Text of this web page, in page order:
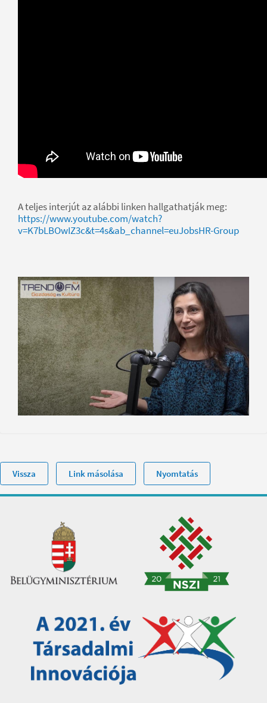
A teljes interjút az alábbi linken hallgathatják meg:
https://www.youtube.com/watch?
v=K7bLBOwIZ3c&t=4s&ab_channel=euJobsHR-Group
Vissza Link másolása Nyomtatás